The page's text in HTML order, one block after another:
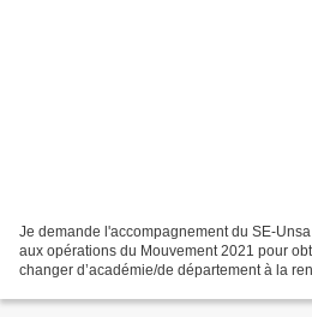
Je demande l'accompagnement du SE-
aux opérations du Mouvement 2021 pour
changer d’académie/de département à la